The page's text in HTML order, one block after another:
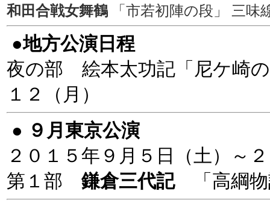
和田合戦女舞鶴 「市若初陣の段」 三
●地方公演日程
夜の部 絵本太功記「尼ケ
１２（月）
● ９月東京公演
２０１５年９月５日（土）～
第１部 鎌倉三代記
「高綱